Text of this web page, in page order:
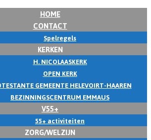
HOME
CONTACT
Spelregels
KERKEN
H. NICOLAASKERK
OPEN KERK
GEMEENTE HELEVOIRT-HAAREN
BEZINNINGSCENTRUM EMMAUS
V55+
55+ activiteiten
ZORG/WELZIJN